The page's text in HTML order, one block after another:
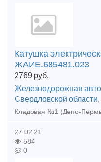
Катушка
ЖАИЕ.685481.023
2769 руб.
Железнодорожная
Свердловской области,
27.02.21
584
0